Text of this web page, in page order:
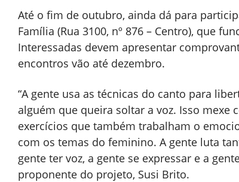
Até o fim de outubro, ainda dá para
Família (Rua 3100, nº 876 – Centro), que
Interessadas devem apresentar
encontros vão até dezembro.
“A gente usa as técnicas do canto para
alguém que queira soltar a voz. Isso mexe
exercícios que também trabalham o
com os temas do feminino. A gente luta
gente ter voz, a gente se expressar e a
proponente do projeto, Susi Brito.